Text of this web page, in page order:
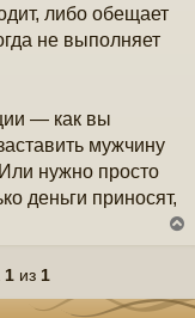
либо обещает
не выполняет
— как вы
мужчину
нужно просто
деньги приносят,
у
1 из 1